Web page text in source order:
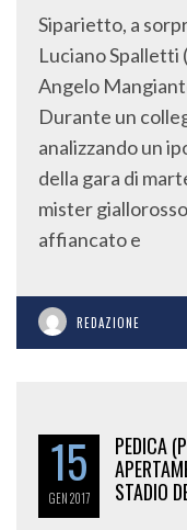
Luciano Spalletti
Angelo
Durante un
analizzando un
della gara di
mister
affiancato e
15
GEN 2017
STADIO